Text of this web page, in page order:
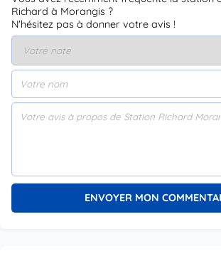
Richard à Morangis ?
N'hésitez pas à donner votre avis !